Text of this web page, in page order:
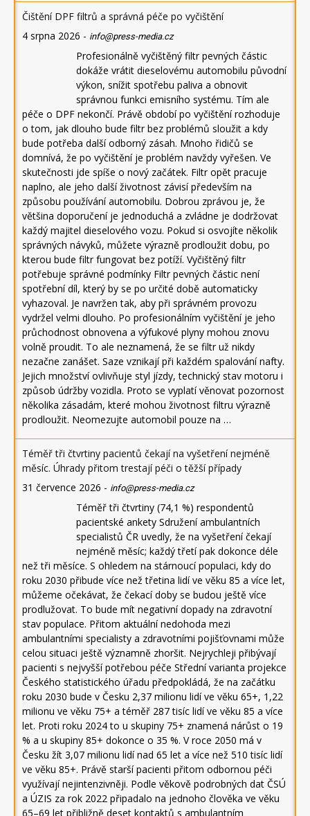
Čištění DPF filtrů a správná péče po vyčištění
4 srpna 2026 - info@press-media.cz
Profesionálně vyčištěný filtr pevných částic
dokáže vrátit dieselovému automobilu původní
výkon, snížit spotřebu paliva a obnovit
správnou funkci emisního systému. Tím ale
péče o DPF nekončí. Právě období po vyčištění rozhoduje
o tom, jak dlouho bude filtr bez problémů sloužit a kdy
bude potřeba další odborný zásah. Mnoho řidičů se
domnívá, že po vyčištění je problém navždy vyřešen. Ve
skutečnosti jde spíše o nový začátek. Filtr opět pracuje
naplno, ale jeho další životnost závisí především na
způsobu používání automobilu. Dobrou zprávou je, že
většina doporučení je jednoduchá a zvládne je dodržovat
každý majitel dieselového vozu. Pokud si osvojíte několik
správných návyků, můžete výrazně prodloužit dobu, po
kterou bude filtr fungovat bez potíží. Vyčištěný filtr
potřebuje správné podmínky Filtr pevných částic není
spotřební díl, který by se po určité době automaticky
vyhazoval. Je navržen tak, aby při správném provozu
vydržel velmi dlouho. Po profesionálním vyčištění je jeho
průchodnost obnovena a výfukové plyny mohou znovu
volně proudit. To ale neznamená, že se filtr už nikdy
nezačne zanášet. Saze vznikají při každém spalování nafty.
Jejich množství ovlivňuje styl jízdy, technický stav motoru i
způsob údržby vozidla. Proto se vyplatí věnovat pozornost
několika zásadám, které mohou životnost filtru výrazně
prodloužit. Neomezujte automobil pouze na …
Téměř tři čtvrtiny pacientů čekají na vyšetření nejméně
měsíc. Úhrady přitom trestají péči o těžší případy
31 července 2026 - info@press-media.cz
Téměř tři čtvrtiny (74,1 %) respondentů
pacientské ankety Sdružení ambulantních
specialistů ČR uvedly, že na vyšetření čekají
nejméně měsíc; každý třetí pak dokonce déle
než tři měsíce. S ohledem na stárnoucí populaci, kdy do
roku 2030 přibude více než třetina lidí ve věku 85 a více let,
můžeme očekávat, že čekací doby se budou ještě více
prodlužovat. To bude mít negativní dopady na zdravotní
stav populace. Přitom aktuální nedohoda mezi
ambulantními specialisty a zdravotními pojišťovnami může
celou situaci ještě významně zhoršit. Nejrychleji přibývají
pacienti s nejvyšší potřebou péče Střední varianta projekce
Českého statistického úřadu předpokládá, že na začátku
roku 2030 bude v Česku 2,37 milionu lidí ve věku 65+, 1,22
milionu ve věku 75+ a téměř 287 tisíc lidí ve věku 85 a více
let. Proti roku 2024 to u skupiny 75+ znamená nárůst o 19
% a u skupiny 85+ dokonce o 35 %. V roce 2050 má v
Česku žít 3,07 milionu lidí nad 65 let a více než 510 tisíc lidí
ve věku 85+. Právě starší pacienti přitom odbornou péči
využívají nejintenzivněji. Podle věkově podrobných dat ČSÚ
a ÚZIS za rok 2022 připadalo na jednoho člověka ve věku
65–69 let přibližně deset kontaktů s ambulantním